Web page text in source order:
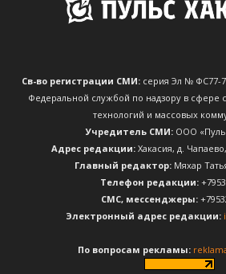
Св-во регистрации СМИ:серия Эл № ФС77-
Федеральной службой по надзору в сфере
технологий и массовых
Учредитель СМИ: ООО
Адрес редакции:Хакасия, д.
Главный редактор: Мяхар
Телефон редакции:
CМС, мессенджеры:
Электронный адрес редакции:
По вопросам рекламы: